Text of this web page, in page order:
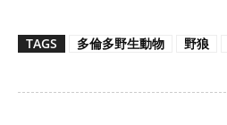
TAGS 多倫多野生動物 野狼